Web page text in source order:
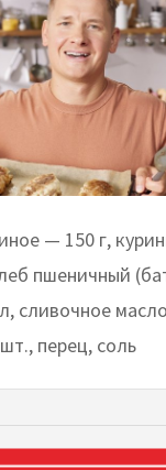
— 150 г,
пшеничный
сливочное
перец, соль